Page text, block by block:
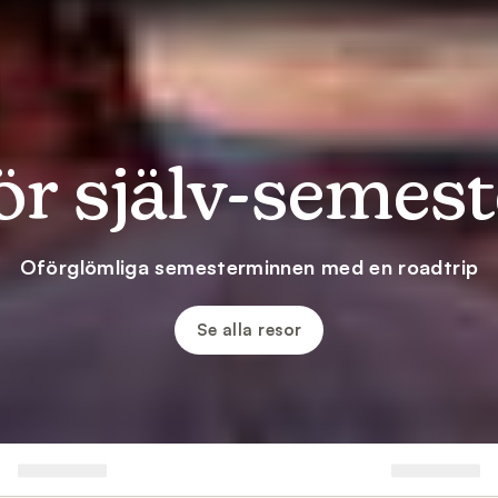
själv-
Oförglömliga semesterminnen med en roadtrip
Se alla resor